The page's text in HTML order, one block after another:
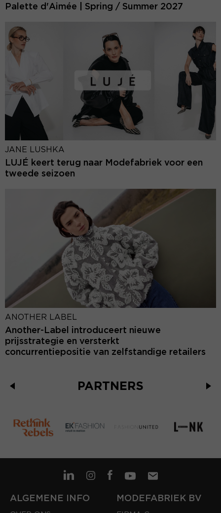
Palette d'Aimée | Spring / Summer 2027
JANE LUSHKA
LUJÉ keert terug naar Modefabriek voor een
tweede seizoen
ANOTHER LABEL
Another-Label introduceert nieuwe
prijsstrategie en versterkt
concurrentiepositie van zelfstandige retailers
PARTNERS
ALGEMENE INFO MODEFABRIEK BV